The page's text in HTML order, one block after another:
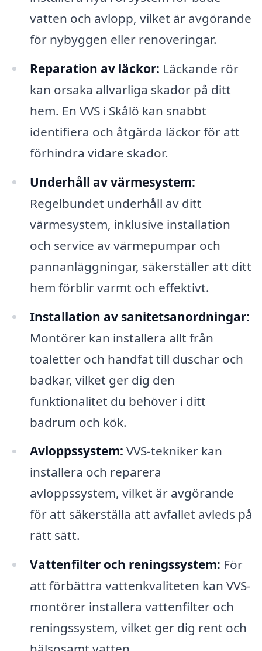
vatten och avlopp, vilket är avgörande
för nybyggen eller renoveringar.
Reparation av läckor: Läckande rör
kan orsaka allvarliga skador på ditt
hem. En VVS i Skålö kan snabbt
identifiera och åtgärda läckor för att
förhindra vidare skador.
Underhåll av värmesystem:
Regelbundet underhåll av ditt
värmesystem, inklusive installation
och service av värmepumpar och
pannanläggningar, säkerställer att ditt
hem förblir varmt och effektivt.
Installation av sanitetsanordningar:
Montörer kan installera allt från
toaletter och handfat till duschar och
badkar, vilket ger dig den
funktionalitet du behöver i ditt
badrum och kök.
Avloppssystem: VVS-tekniker kan
installera och reparera
avloppssystem, vilket är avgörande
för att säkerställa att avfallet avleds på
rätt sätt.
Vattenfilter och reningssystem: För
att förbättra vattenkvaliteten kan VVS-
montörer installera vattenfilter och
reningssystem, vilket ger dig rent och